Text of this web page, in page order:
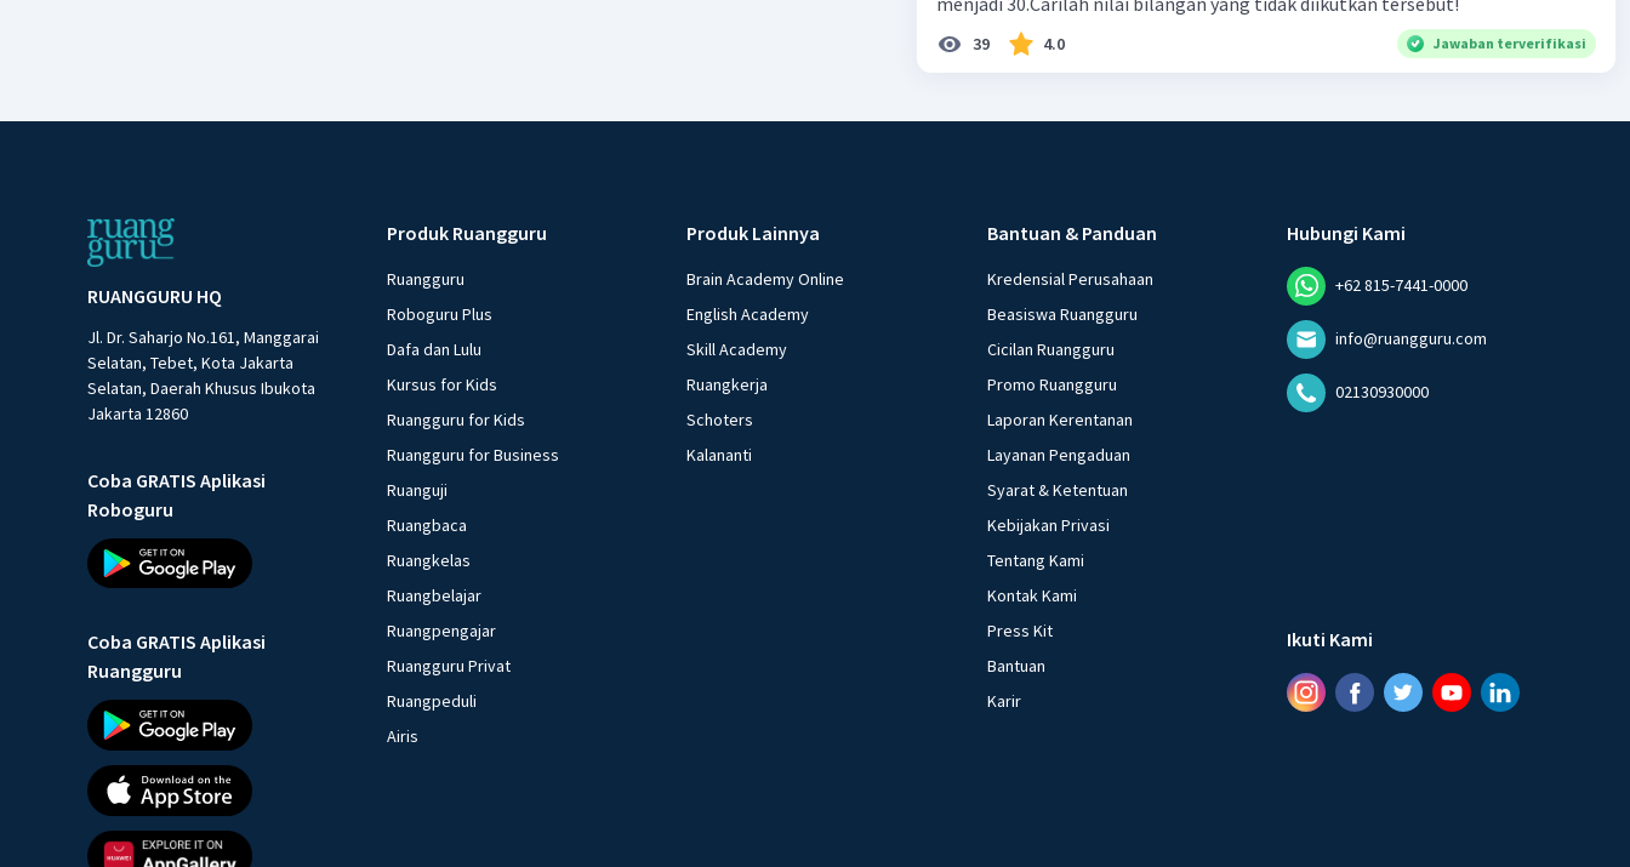
39 4.0 Jawaban terverifikasi
RUANGGURU HQ
Jl. Dr. Saharjo No.161, Manggarai
Selatan, Tebet, Kota Jakarta
Selatan, Daerah Khusus Ibukota
Jakarta 12860
Coba GRATIS Aplikasi
Roboguru
Coba GRATIS Aplikasi
Ruangguru
Produk Ruangguru
Ruangguru
Roboguru Plus
Dafa dan Lulu
Kursus for Kids
Ruangguru for Kids
Ruangguru for Business
Ruanguji
Ruangbaca
Ruangkelas
Ruangbelajar
Ruangpengajar
Ruangguru Privat
Ruangpeduli
Airis
Produk Lainnya
Brain Academy Online
English Academy
Skill Academy
Ruangkerja
Schoters
Kalananti
Bantuan & Panduan
Kredensial Perusahaan
Beasiswa Ruangguru
Cicilan Ruangguru
Promo Ruangguru
Laporan Kerentanan
Layanan Pengaduan
Syarat & Ketentuan
Kebijakan Privasi
Tentang Kami
Kontak Kami
Press Kit
Bantuan
Karir
Hubungi Kami
+62 815-7441-0000
info@ruangguru.com
02130930000
Ikuti Kami